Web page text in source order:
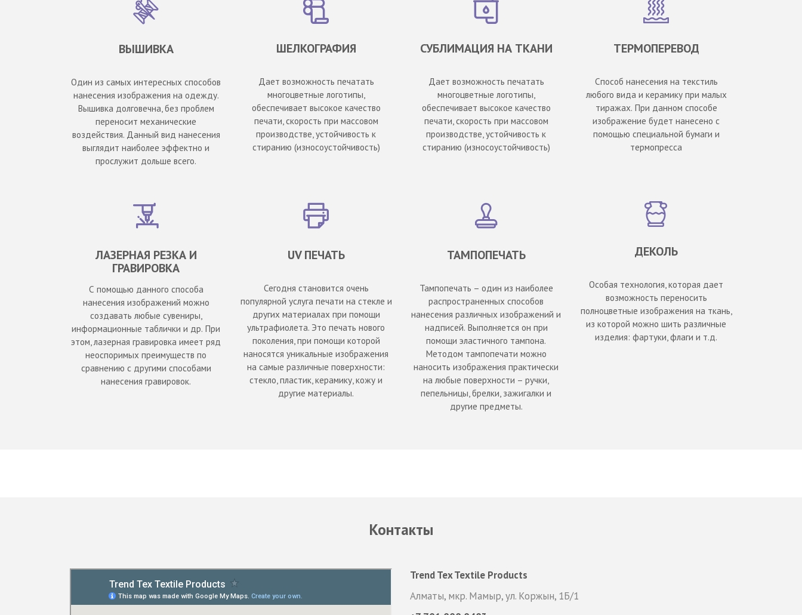
ВЫШИВКА
Один из самых интересных способов
нанесения изображения на одежду.
Вышивка долговечна, без проблем
переносит механические
воздействия. Данный вид нанесения
выглядит наиболее эффектно и
прослужит дольше всего.
ШЕЛКОГРАФИЯ
Дает возможность печатать
многоцветные логотипы,
обеспечивает высокое качество
печати, скорость при массовом
производстве, устойчивость к
стиранию (износоустойчивость)
СУБЛИМАЦИЯ НА ТКАНИ
Дает возможность печатать
многоцветные логотипы,
обеспечивает высокое качество
печати, скорость при массовом
производстве, устойчивость к
стиранию (износоустойчивость)
ТЕРМОПЕРЕВОД
Способ нанесения на текстиль
любого вида и керамику при малых
тиражах. При данном способе
изображение будет нанесено с
помощью специальной бумаги и
термопресса
ЛАЗЕРНАЯ РЕЗКА И
ГРАВИРОВКА
С помощью данного способа
нанесения изображений можно
создавать любые сувениры,
информационные таблички и др. При
этом, лазерная гравировка имеет ряд
неоспоримых преимуществ по
сравнению с другими способами
нанесения гравировок.
UV ПЕЧАТЬ
Сегодня становится очень
популярной услуга печати на стекле и
других материалах при помощи
ультрафиолета. Это печать нового
поколения, при помощи которой
наносятся уникальные изображения
на самые различные поверхности:
стекло, пластик, керамику, кожу и
другие материалы.
ТАМПОПЕЧАТЬ
Тампопечать – один из наиболее
распространенных способов
нанесения различных изображений и
надписей. Выполняется он при
помощи эластичного тампона.
Методом тампопечати можно
наносить изображения практически
на любые поверхности – ручки,
пепельницы, брелки, зажигалки и
другие предметы.
ДЕКОЛЬ
Особая технология, которая дает
возможность переносить
полноцветные изображения на ткань,
из которой можно шить различные
изделия: фартуки, флаги и т.д.
Контакты
Trend Tex Textile Products
Алматы, мкр. Мамыр, ул. Коржын, 1Б/1